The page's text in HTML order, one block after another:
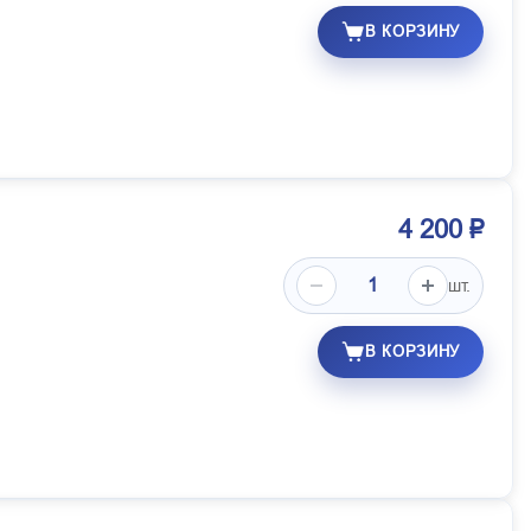
В КОРЗИНУ
4 200 ₽
шт.
В КОРЗИНУ